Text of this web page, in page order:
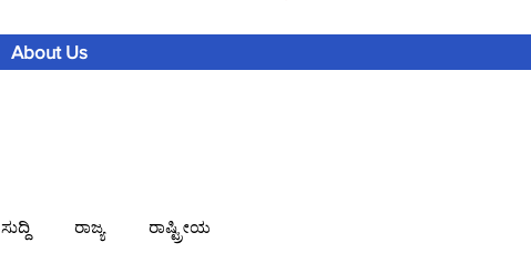
About Us
ಸುದ್ದಿ ರಾಜ್ಯ ರಾಷ್ಟ್ರೀಯ